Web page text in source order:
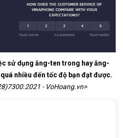
sử dụng ăng-ten trong hay ăng-
nhiều đến tốc độ bạn đạt được.
- VoHoang.vn>